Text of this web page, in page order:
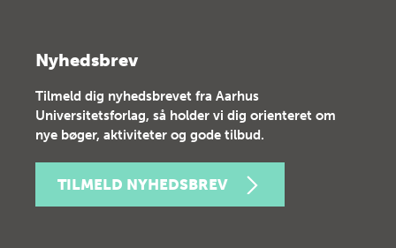
Nyhedsbrev
Tilmeld dig nyhedsbrevet fra Aarhus
Universitetsforlag, så holder vi dig orienteret om
nye bøger, aktiviteter og gode tilbud.
TILMELD NYHEDSBREV